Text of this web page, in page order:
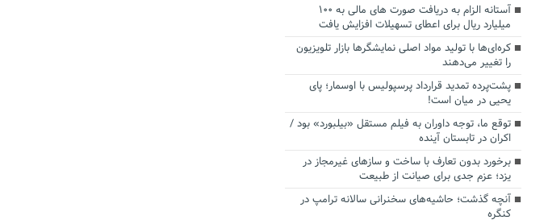
آستانه الزام به دریافت صورت های مالی به ۱۰۰
میلیارد ریال برای اعطای تسهیلات افزایش یافت
کره‌ای‌ها با تولید مواد اصلی نمایشگرها بازار تلویزیون
را تغییر می‌دهند
پشت‌پرده تمدید قرارداد پرسپولیس با اوسمار؛ پای
یحیی در میان است!
توقع ما، توجه داوران به فیلم مستقل «بیلبورد» بود /
اکران در تابستان آینده
برخورد بدون تعارف با ساخت‌ و سازهای غیرمجاز در
یزد؛ عزم جدی برای صیانت از طبیعت
آنچه گذشت؛ حاشیه‌های سخنرانی سالانه ترامپ در
کنگره